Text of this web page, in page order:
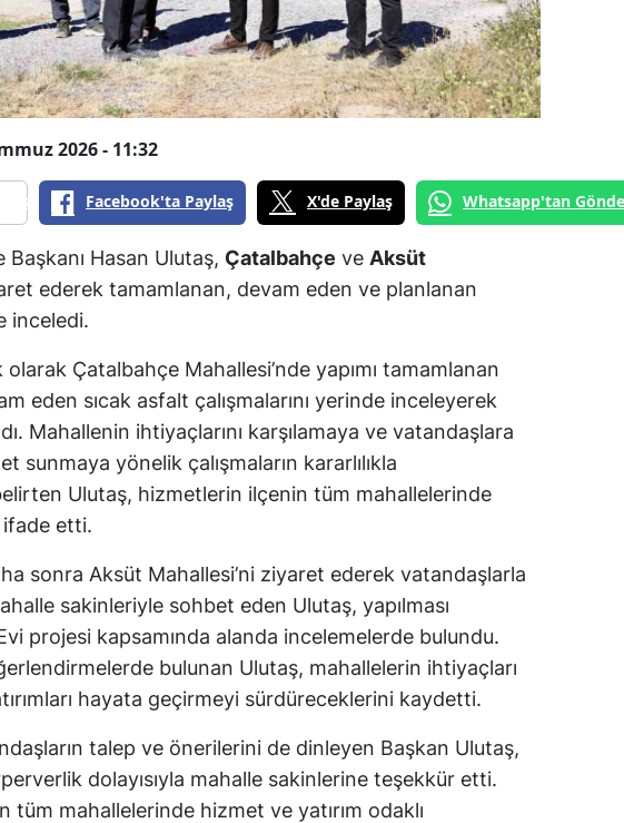
2026 - 11:32
Facebook'ta Paylaş X'de Paylaş Whatsapp'tan
Hasan Ulutaş, Çatalbahçe ve Aksüt
ederek tamamlanan, devam eden ve planlanan
inceledi.
Çatalbahçe Mahallesi’nde yapımı tamamlanan
eden sıcak asfalt çalışmalarını yerinde inceleyerek
Mahallenin ihtiyaçlarını karşılamaya ve vatandaşlara
sunmaya yönelik çalışmaların kararlılıkla
Ulutaş, hizmetlerin ilçenin tüm mahallelerinde
etti.
sonra Aksüt Mahallesi’ni ziyaret ederek vatandaşlarla
sakinleriyle sohbet eden Ulutaş, yapılması
projesi kapsamında alanda incelemelerde bulundu.
bulunan Ulutaş, mahallelerin ihtiyaçları
hayata geçirmeyi sürdüreceklerini kaydetti.
talep ve önerilerini de dinleyen Başkan Ulutaş,
dolayısıyla mahalle sakinlerine teşekkür etti.
tüm mahallelerinde hizmet ve yatırım odaklı